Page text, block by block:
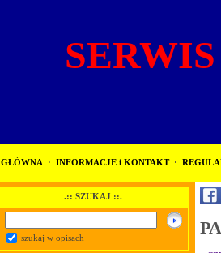
GŁÓWNA · INFORMACJE i KONTAKT ·
.:: SZUKAJ ::.
szukaj w opisach